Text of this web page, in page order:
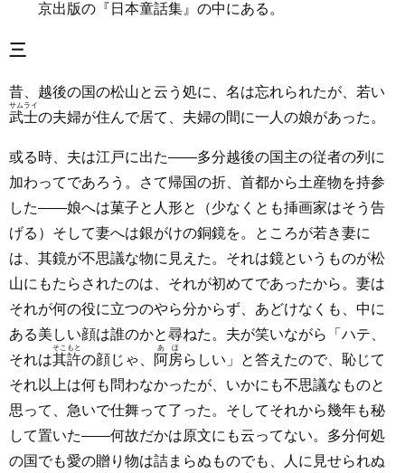
京出版の『日本童話集』の中にある。
三
昔、越後の国の松山と云う処に、名は忘れられたが、若い
武士
サムライ
の夫婦が住んで居て、夫婦の間に一人の娘があった。
或る時、夫は江戸に出た――多分越後の国主の従者の列に
加わってであろう。さて帰国の折、首都から土産物を持参
した――娘へは菓子と人形と（少なくとも挿画家はそう告
げる）そして妻へは銀がけの銅鏡を。ところが若き妻に
は、其鏡が不思議な物に見えた。それは鏡というものが松
山にもたらされたのは、それが初めてであったから。妻は
それが何の役に立つのやら分からず、あどけなくも、中に
ある美しい顔は誰のかと尋ねた。夫が笑いながら「ハテ、
それは其許
そこもと
の顔じゃ、 阿房
あほ
らしい」と答えたので、恥じて
それ以上は何も問わなかったが、いかにも不思議なものと
思って、急いで仕舞って了った。そしてそれから幾年も秘
して置いた――何故だかは原文にも云ってない。多分何処
の国でも愛の贈り物は詰まらぬものでも、人に見せられぬ